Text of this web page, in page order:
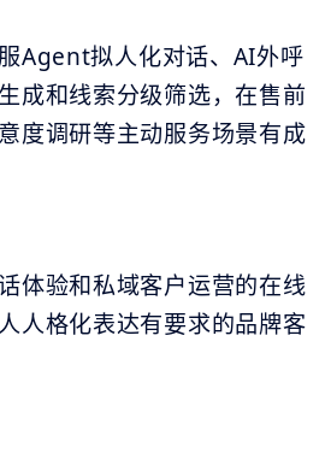
Agent拟人化对话、AI外呼
成和线索分级筛选，在售前
度调研等主动服务场景有成
体验和私域客户运营的在线
人格化表达有要求的品牌客